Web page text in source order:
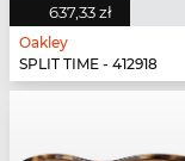
637,33 zł
Oakley
SPLIT TIME - 412918